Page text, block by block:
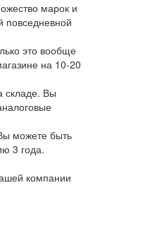
марок и
повседневной
это вообще
на 10-20
складе. Вы
можете быть
3 года.
компании